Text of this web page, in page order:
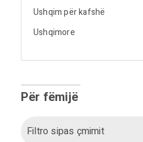
Ushqim për kafshë
Ushqimore
Për fëmijë
Filtro sipas çmimit